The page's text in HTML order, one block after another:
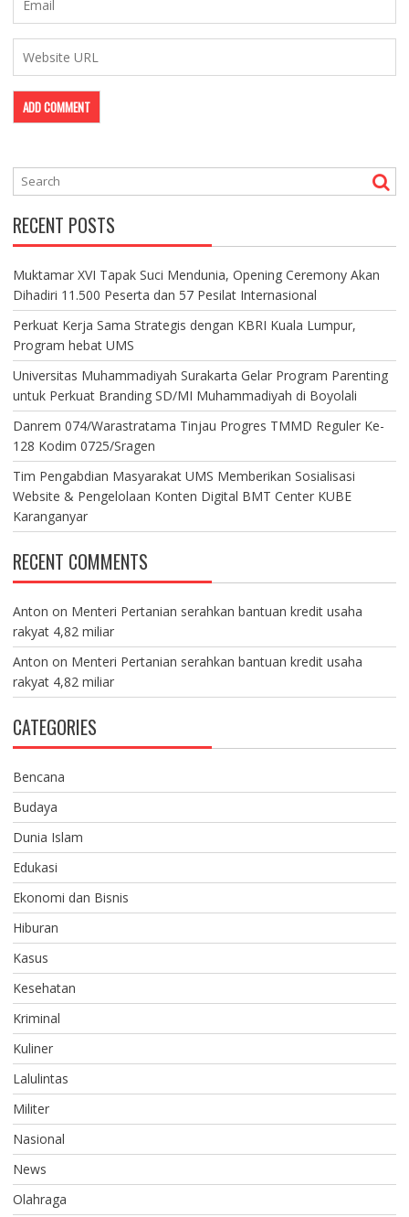
RECENT POSTS
Muktamar XVI Tapak Suci Mendunia, Opening Ceremony Akan
Dihadiri 11.500 Peserta dan 57 Pesilat Internasional
Perkuat Kerja Sama Strategis dengan KBRI Kuala Lumpur,
Program hebat UMS
Universitas Muhammadiyah Surakarta Gelar Program Parenting
untuk Perkuat Branding SD/MI Muhammadiyah di Boyolali
Danrem 074/Warastratama Tinjau Progres TMMD Reguler Ke-
128 Kodim 0725/Sragen
Tim Pengabdian Masyarakat UMS Memberikan Sosialisasi
Website & Pengelolaan Konten Digital BMT Center KUBE
Karanganyar
RECENT COMMENTS
Anton on Menteri Pertanian serahkan bantuan kredit usaha
rakyat 4,82 miliar
Anton on Menteri Pertanian serahkan bantuan kredit usaha
rakyat 4,82 miliar
CATEGORIES
Bencana
Budaya
Dunia Islam
Edukasi
Ekonomi dan Bisnis
Hiburan
Kasus
Kesehatan
Kriminal
Kuliner
Lalulintas
Militer
Nasional
News
Olahraga